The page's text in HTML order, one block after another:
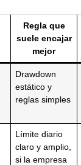
Regla que
suele encajar
mejor
Drawdown
estático y
reglas simples
Límite diario
claro y amplio,
si la empresa